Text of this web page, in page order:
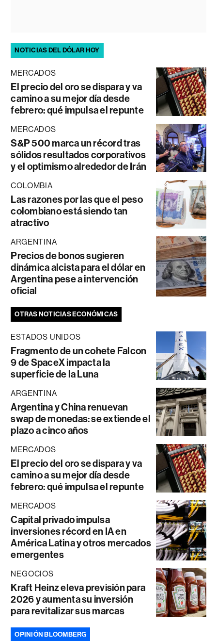
NOTICIAS DEL DÓLAR HOY
MERCADOS
El precio del oro se dispara y va
camino a su mejor día desde
febrero: qué impulsa el repunte
MERCADOS
S&P 500 marca un récord tras
sólidos resultados corporativos
y el optimismo alrededor de Irán
COLOMBIA
Las razones por las que el peso
colombiano está siendo tan
atractivo
ARGENTINA
Precios de bonos sugieren
dinámica alcista para el dólar en
Argentina pese a intervención
oficial
OTRAS NOTICIAS ECONÓMICAS
ESTADOS UNIDOS
Fragmento de un cohete Falcon
9 de SpaceX impacta la
superficie de la Luna
ARGENTINA
Argentina y China renuevan
swap de monedas: se extiende el
plazo a cinco años
MERCADOS
El precio del oro se dispara y va
camino a su mejor día desde
febrero: qué impulsa el repunte
MERCADOS
Capital privado impulsa
inversiones récord en IA en
América Latina y otros mercados
emergentes
NEGOCIOS
Kraft Heinz eleva previsión para
2026 y aumenta su inversión
para revitalizar sus marcas
OPINIÓN BLOOMBERG